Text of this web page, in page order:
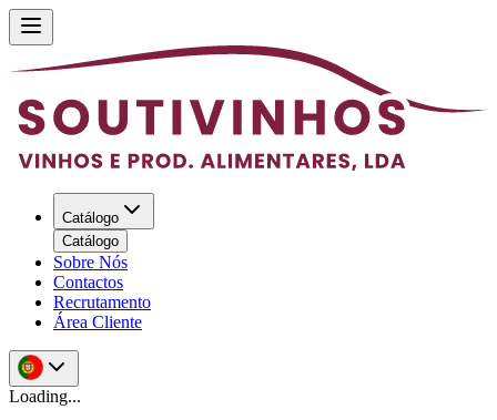
Catálogo
Catálogo
Sobre Nós
Contactos
Recrutamento
Área Cliente
Loading...